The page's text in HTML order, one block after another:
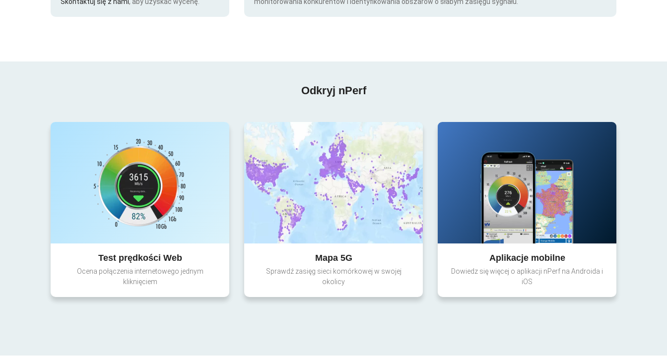
Odkryj nPerf
Test prędkości Web
Ocena połączenia internetowego jednym
kliknięciem
Mapa 5G
Sprawdź zasięg sieci komórkowej w swojej
okolicy
Aplikacje mobilne
Dowiedz się więcej o aplikacji nPerf na Androida i
iOS